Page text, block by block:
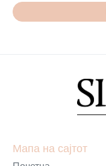
Мапа на сајтот